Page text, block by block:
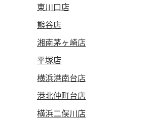
東川口店
熊谷店
湘南茅ヶ崎店
平塚店
横浜港南台店
港北仲町台店
横浜二俣川店